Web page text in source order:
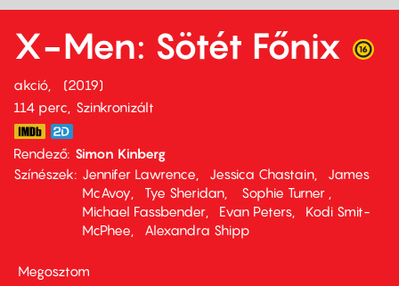
X-Men: Sötét Főnix
akció
2019
114 perc,
Szinkronizált
Rendező Simon Kinberg
Színészek
Jennifer Lawrence Jessica Chastain
James
McAvoy
Tye Sheridan
Sophie Turner
Michael Fassbender
Evan Peters
Kodi Smit-
McPhee
Alexandra Shipp
Megosztom